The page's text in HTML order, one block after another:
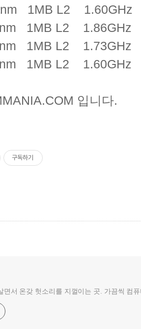
1MB L2
1MB L2
1MB L2
1MB L2 1.60GHz
입니다.
구독하기
면서 온갖 헛소리를 지껄이는 곳. 가끔씩 컴